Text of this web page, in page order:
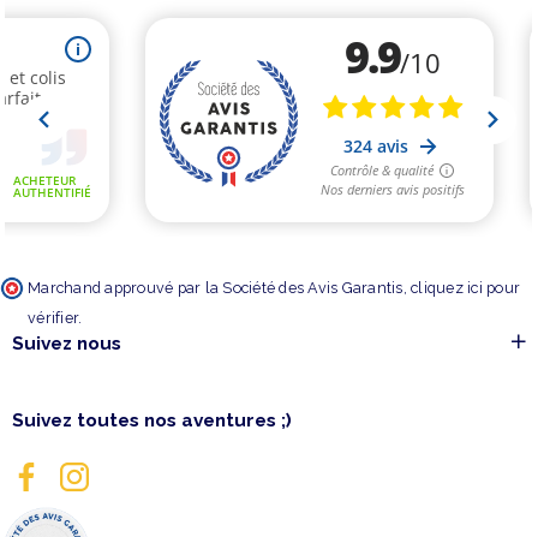
Marchand approuvé par la Société des Avis Garantis, cliquez ici pour
vérifier.
Suivez nous
Suivez toutes nos aventures ;)